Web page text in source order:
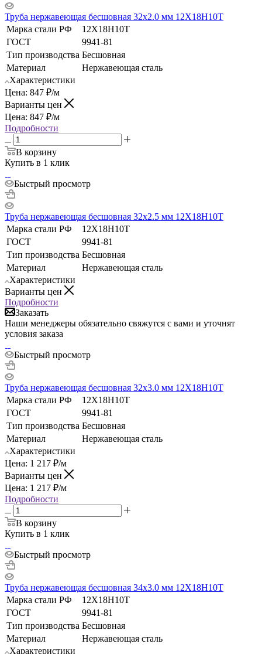
Труба нержавеющая бесшовная 32х2.0 мм 12Х18Н10Т
Марка стали РФ
12Х18Н10Т
ГОСТ
9941-81
Тип производства Бесшовная
Материал
Нержавеющая сталь
Характеристики
Цена: 847 ₽/м
Варианты цен
Цена: 847 ₽/м
Подробности
В корзину
Купить в 1 клик
Быстрый просмотр
Труба нержавеющая бесшовная 32х2.5 мм 12Х18Н10Т
Марка стали РФ
12Х18Н10Т
ГОСТ
9941-81
Тип производства Бесшовная
Материал
Нержавеющая сталь
Характеристики
Варианты цен
Подробности
Заказать
Наши менеджеры обязательно свяжутся с вами и уточнят
условия заказа
Быстрый просмотр
Труба нержавеющая бесшовная 32х3.0 мм 12Х18Н10Т
Марка стали РФ
12Х18Н10Т
ГОСТ
9941-81
Тип производства Бесшовная
Материал
Нержавеющая сталь
Характеристики
Цена: 1 217 ₽/м
Варианты цен
Цена: 1 217 ₽/м
Подробности
В корзину
Купить в 1 клик
Быстрый просмотр
Труба нержавеющая бесшовная 34х3.0 мм 12Х18Н10Т
Марка стали РФ
12Х18Н10Т
ГОСТ
9941-81
Тип производства Бесшовная
Материал
Нержавеющая сталь
Характеристики